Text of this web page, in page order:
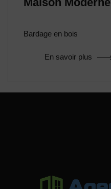
Bardage en bois
En savoir plus